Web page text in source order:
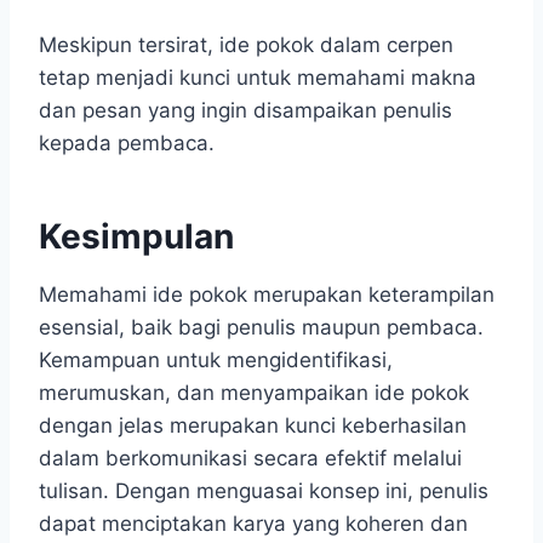
Meskipun tersirat, ide pokok dalam cerpen
tetap menjadi kunci untuk memahami makna
dan pesan yang ingin disampaikan penulis
kepada pembaca.
Kesimpulan
Memahami ide pokok merupakan keterampilan
esensial, baik bagi penulis maupun pembaca.
Kemampuan untuk mengidentifikasi,
merumuskan, dan menyampaikan ide pokok
dengan jelas merupakan kunci keberhasilan
dalam berkomunikasi secara efektif melalui
tulisan. Dengan menguasai konsep ini, penulis
dapat menciptakan karya yang koheren dan